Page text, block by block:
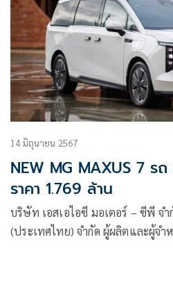
14 มิถุนายน 2567
NEW MG MAXUS 7 ร
ราคา 1.769 ล้าน
บริษัท เอสเอไอซี มอเตอร์ – ซีพี จ
(ประเทศไทย) จำกัด ผู้ผลิตและผู้จำ